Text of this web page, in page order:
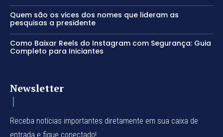
Quem são os vices dos nomes que lideram as
pesquisas a presidente
Como Baixar Reels do Instagram com Segurança: Guia
Completo para Iniciantes
Newsletter
Receba notícias importantes diretamente em sua caixa de
entrada e fique conectado!